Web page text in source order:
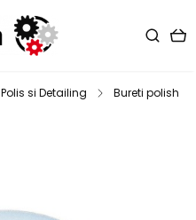
Polis si Detailing Bureti polish